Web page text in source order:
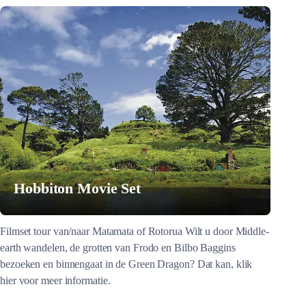
Hobbiton Movie Set
Filmset tour van/naar Matamata of Rotorua Wilt u door Middle-
earth wandelen, de grotten van Frodo en Bilbo Baggins
bezoeken en binnengaat in de Green Dragon? Dat kan, klik
hier voor meer informatie.